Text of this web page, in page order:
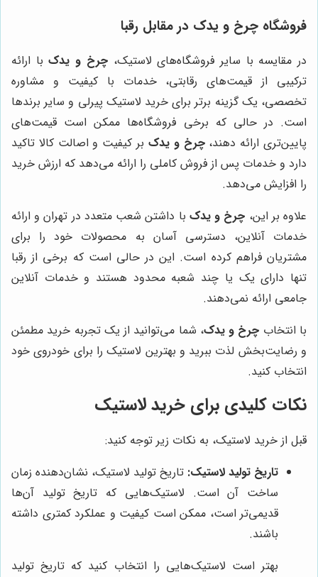
فروشگاه چرخ و یدک در مقابل رقبا
در مقایسه با سایر فروشگاه‌های لاستیک،چرخ و یدکبا ارائه
ترکیبی از قیمت‌های رقابتی، خدمات با کیفیت و مشاوره
تخصصی، یک گزینه برتر برای خرید لاستیک پیرلی و سایر برندها
است. در حالی که برخی فروشگاه‌ها ممکن است قیمت‌های
پایین‌تری ارائه دهند،چرخ و یدک بر کیفیت و اصالت کالا تاکید
دارد و خدمات پس از فروش کاملی را ارائه می‌دهد که ارزش خرید
را افزایش می‌دهد.
علاوه بر این، چرخ و یدک با داشتن شعب متعدد در تهران و ارائه
خدمات آنلاین، دسترسی آسان به محصولات خود را برای
مشتریان فراهم کرده است. این در حالی است که برخی از رقبا
تنها دارای یک یا چند شعبه محدود هستند و خدمات آنلاین
جامعی ارائه نمی‌دهند.
با انتخاب چرخ و یدک، شما می‌توانید از یک تجربه خرید مطمئن
و رضایت‌بخش لذت ببرید و بهترین لاستیک را برای خودروی خود
انتخاب کنید.
نکات کلیدی برای خرید لاستیک
قبل از خرید لاستیک، به نکات زیر توجه کنید:
تاریخ تولید لاستیک: تاریخ تولید لاستیک، نشان‌دهنده زمان
ساخت آن است. لاستیک‌هایی که تاریخ تولید آن‌ها
قدیمی‌تر است، ممکن است کیفیت و عملکرد کمتری داشته
باشند.
بهتر است لاستیک‌هایی را انتخاب کنید که تاریخ تولید